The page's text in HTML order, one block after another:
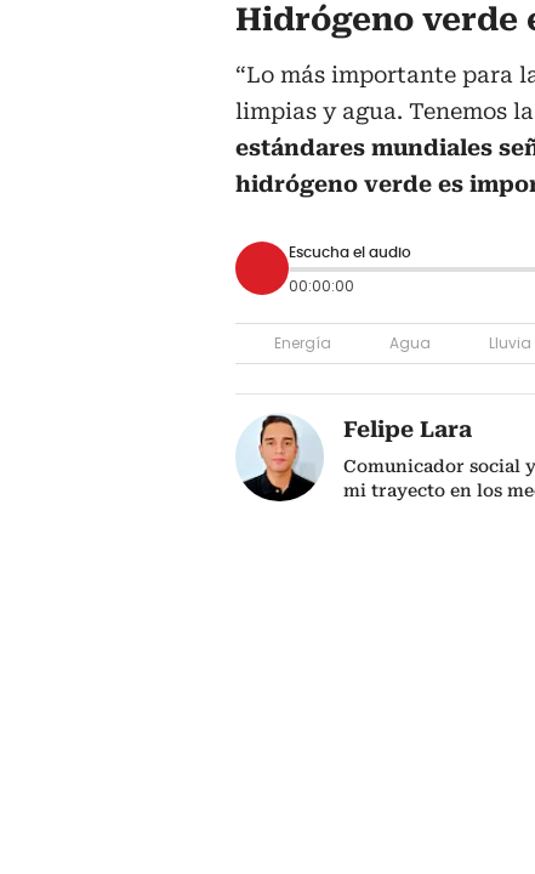
Hidrógeno verde
“Lo más importante para
limpias y agua. Tenemos
estándares mundiales
hidrógeno verde es
Escucha el audio
00:00:00
Energía Agua Lluvia
Felipe Lara
Comunicador social
mi trayecto en los